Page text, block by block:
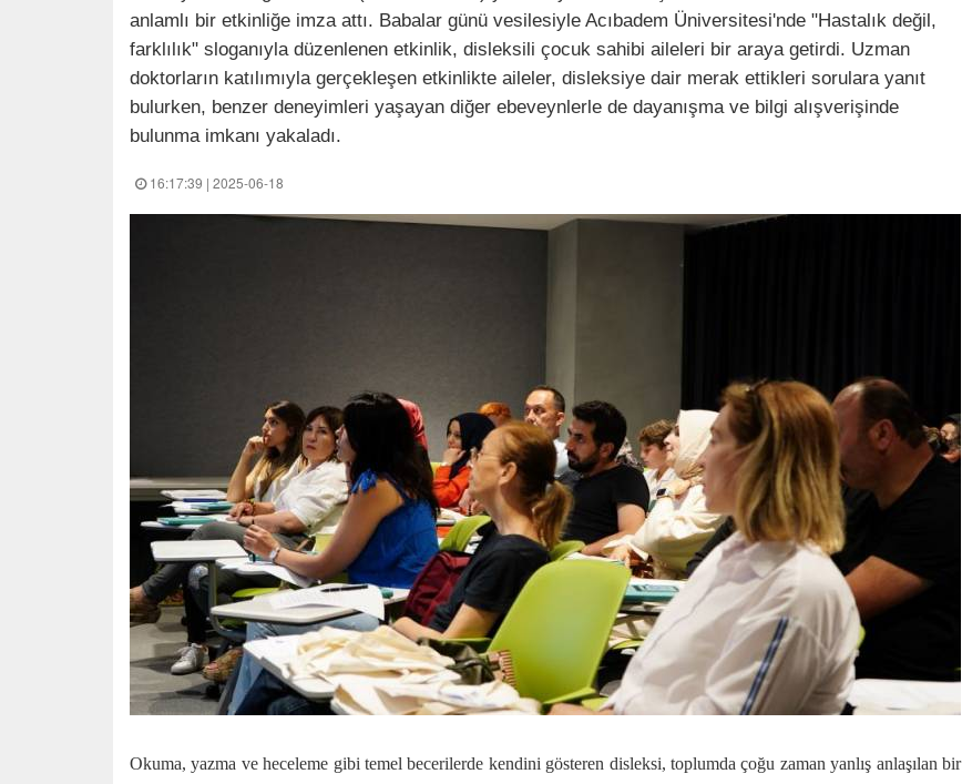
anlamlı bir etkinliğe imza attı. Babalar günü vesilesiyle Acıbadem Üniversitesi'nde "Hastalık değil,
farklılık" sloganıyla düzenlenen etkinlik, disleksili çocuk sahibi aileleri bir araya getirdi. Uzman
doktorların katılımıyla gerçekleşen etkinlikte aileler, disleksiye dair merak ettikleri sorulara yanıt
bulurken, benzer deneyimleri yaşayan diğer ebeveynlerle de dayanışma ve bilgi alışverişinde
bulunma imkanı yakaladı.
16:17:39 | 2025-06-18
Okuma, yazma ve heceleme gibi temel becerilerde kendini gösteren disleksi, toplumda çoğu zaman yanlış anlaşılan bir